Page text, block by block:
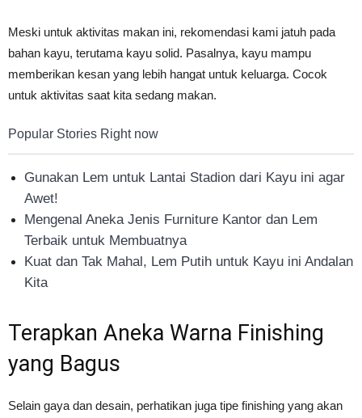
Meski untuk aktivitas makan ini, rekomendasi kami jatuh pada
bahan kayu, terutama kayu solid. Pasalnya, kayu mampu
memberikan kesan yang lebih hangat untuk keluarga. Cocok
untuk aktivitas saat kita sedang makan.
Popular Stories Right now
Gunakan Lem untuk Lantai Stadion dari Kayu ini agar
Awet!
Mengenal Aneka Jenis Furniture Kantor dan Lem
Terbaik untuk Membuatnya
Kuat dan Tak Mahal, Lem Putih untuk Kayu ini Andalan
Kita
Terapkan Aneka Warna Finishing
yang Bagus
Selain gaya dan desain, perhatikan juga tipe finishing yang akan